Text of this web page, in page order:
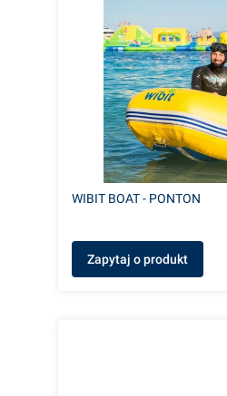
WIBIT BOAT - PONTON
Zapytaj o produkt